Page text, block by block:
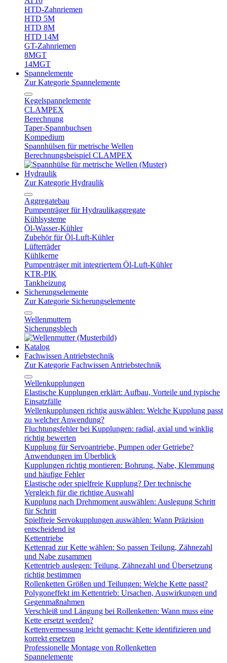
HTD-Zahnriemen
HTD 5M
HTD 8M
HTD 14M
GT-Zahnriemen
8MGT
14MGT
Spannelemente
Zur Kategorie Spannelemente
Kegelspannelemente
CLAMPEX
Berechnung
Taper-Spannbuchsen
Kompedium
Spannhülsen für metrische Wellen
Berechnungsbeispiel CLAMPEX
Hydraulik
Zur Kategorie Hydraulik
Aggregatebau
Pumpenträger für Hydraulikaggregate
Kühlsysteme
Öl-Wasser-Kühler
Zubehör für Öl-Luft-Kühler
Lüfterräder
Kühlkerne
Pumpenträger mit integriertem Öl-Luft-Kühler
KTR-PIK
Tankheizung
Sicherungselemente
Zur Kategorie Sicherungselemente
Wellenmuttern
Sicherungsblech
Katalog
Fachwissen Antriebstechnik
Zur Kategorie Fachwissen Antriebstechnik
Wellenkupplungen
Elastische Kupplungen erklärt: Aufbau, Vorteile und typische
Einsatzfälle
Wellenkupplungen richtig auswählen: Welche Kupplung passt
zu welcher Anwendung?
Fluchtungsfehler bei Kupplungen: radial, axial und winklig
richtig bewerten
Kupplung für Servoantriebe, Pumpen oder Getriebe?
Anwendungen im Überblick
Kupplungen richtig montieren: Bohrung, Nabe, Klemmung
und häufige Fehler
Elastische oder spielfreie Kupplung? Der technische
Vergleich für die richtige Auswahl
Kupplung nach Drehmoment auswählen: Auslegung Schritt
für Schritt
Spielfreie Servokupplungen auswählen: Wann Präzision
entscheidend ist
Kettentriebe
Kettenrad zur Kette wählen: So passen Teilung, Zähnezahl
und Nabe zusammen
Kettentrieb auslegen: Teilung, Zähnezahl und Übersetzung
richtig bestimmen
Rollenketten Größen und Teilungen: Welche Kette passt?
Polygoneffekt im Kettentrieb: Ursachen, Auswirkungen und
Gegenmaßnahmen
Verschleiß und Längung bei Rollenketten: Wann muss eine
Kette ersetzt werden?
Kettenvermessung leicht gemacht: Kette identifizieren und
korrekt ersetzen
Professionelle Montage von Rollenketten
Spannelemente